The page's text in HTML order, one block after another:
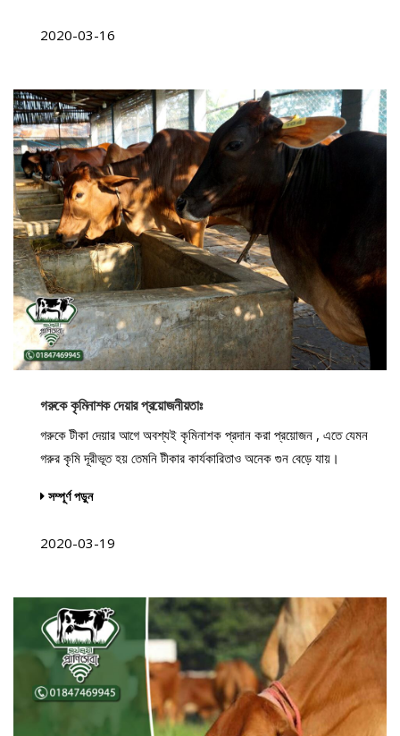
2020-03-16
গরুকে কৃমিনাশক দেয়ার প্রয়োজনীয়তাঃ
গরুকে টীকা দেয়ার আগে অবশ্যই কৃমিনাশক প্রদান করা প্রয়োজন , এতে যেমন
গরুর কৃমি দূরীভূত হয় তেমনি টীকার কার্যকারিতাও অনেক গুন বেড়ে যায়।
সম্পূর্ণ পড়ুন
2020-03-19